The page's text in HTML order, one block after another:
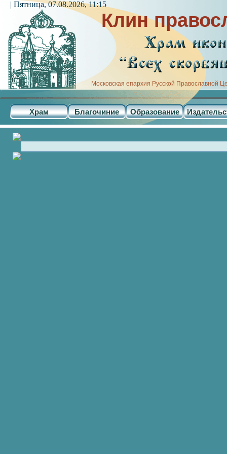
Клин
Московская епархия Русской Православной
Храм Благочиние Образование
| Пятница, 07.08.2026, 11:15